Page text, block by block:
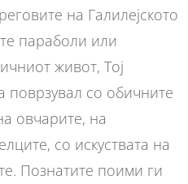
на Галилејското
параболи или
живот, Тој
поврзувал со обичните
овчарите, на
со искуствата на
Познатите поими ги